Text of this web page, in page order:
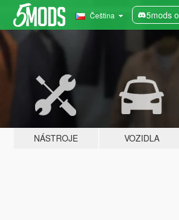
Čeština 5mods
NÁSTROJE VOZIDLA